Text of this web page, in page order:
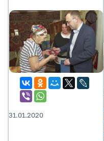
31.01.2020